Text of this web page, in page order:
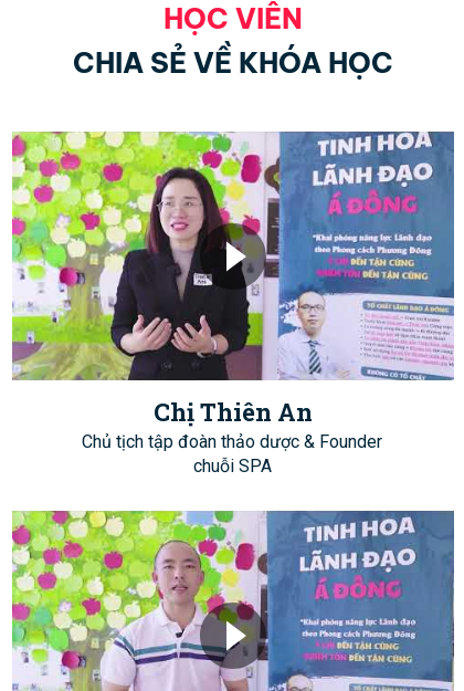
HỌC VIÊN
CHIA SẺ VỀ KHÓA HỌC
Chị Thiên An
Chủ tịch tập đoàn thảo dược & Founder
chuỗi SPA